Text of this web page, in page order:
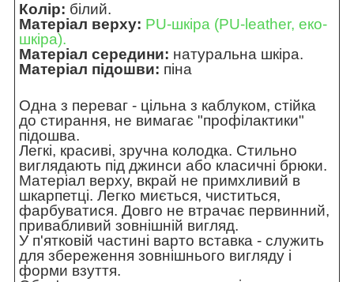
Колір: білий.
Матеріал верху: PU-шкіра (PU-leather, еко-
шкіра).
Матеріал середини: натуральна шкіра.
Матеріал підошви: піна
Одна з переваг - цільна з каблуком, стійка
до стирання, не вимагає "профілактики"
підошва.
Легкі, красиві, зручна колодка. Стильно
виглядають під джинси або класичні брюки.
Матеріал верху, вкрай не примхливий в
шкарпетці. Легко миється, чиститься,
фарбуватися. Довго не втрачає первинний,
привабливий зовнішній вигляд.
У п'ятковій частині варто вставка - служить
для збереження зовнішнього вигляду і
форми взуття.